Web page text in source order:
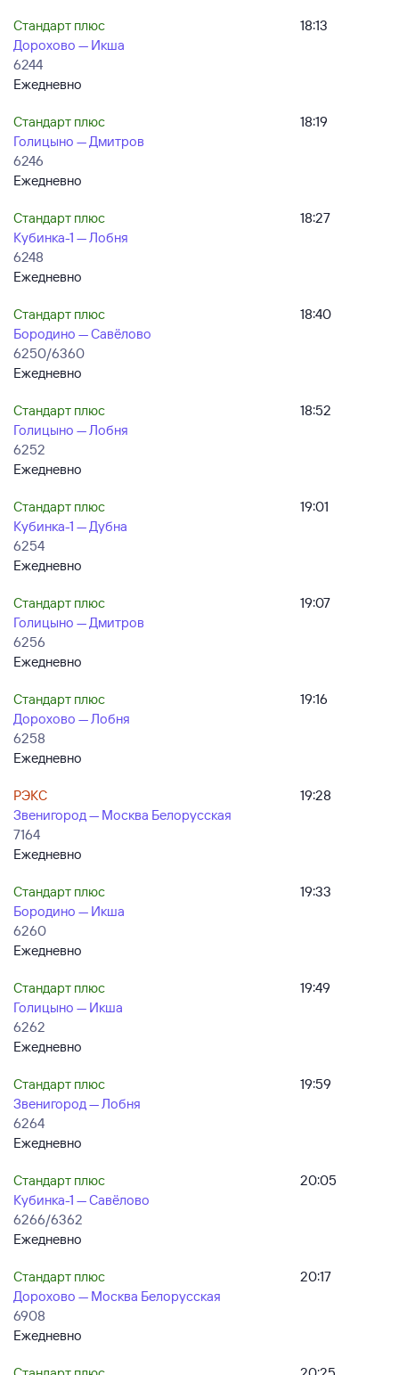
Стандарт плюс
Дорохово — Икша
6244
Ежедневно
18:13
Стандарт плюс
Голицыно — Дмитров
6246
Ежедневно
18:19
Стандарт плюс
Кубинка-1 — Лобня
6248
Ежедневно
18:27
Стандарт плюс
Бородино — Савёлово
6250/6360
Ежедневно
18:40
Стандарт плюс
Голицыно — Лобня
6252
Ежедневно
18:52
Стандарт плюс
Кубинка-1 — Дубна
6254
Ежедневно
19:01
Стандарт плюс
Голицыно — Дмитров
6256
Ежедневно
19:07
Стандарт плюс
Дорохово — Лобня
6258
Ежедневно
19:16
РЭКС
Звенигород — Москва Белорусская
7164
Ежедневно
19:28
Стандарт плюс
Бородино — Икша
6260
Ежедневно
19:33
Стандарт плюс
Голицыно — Икша
6262
Ежедневно
19:49
Стандарт плюс
Звенигород — Лобня
6264
Ежедневно
19:59
Стандарт плюс
Кубинка-1 — Савёлово
6266/6362
Ежедневно
20:05
Стандарт плюс
Дорохово — Москва Белорусская
6908
Ежедневно
20:17